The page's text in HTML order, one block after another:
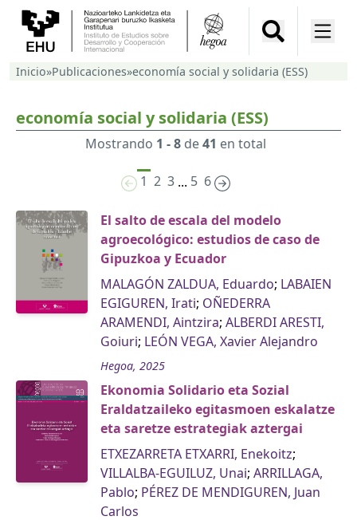
Inicio»Publicaciones»economía social y solidaria (ESS)
economía social y solidaria (ESS)
Mostrando 1 - 8de41 en total
1 2 3 ... 5 6
El salto de escala del modelo
agroecológico: estudios de caso de
Gipuzkoa y Ecuador
MALAGÓN ZALDUA, Eduardo; LABAIEN
EGIGUREN, Irati; OÑEDERRA
ARAMENDI, Aintzira; ALBERDI ARESTI,
Goiuri; LEÓN VEGA, Xavier Alejandro
Hegoa, 2025
Ekonomia Solidario eta Sozial
Eraldatzaileko egitasmoen eskalatze
eta saretze estrategiak aztergai
ETXEZARRETA ETXARRI, Enekoitz;
VILLALBA-EGUILUZ, Unai; ARRILLAGA,
Pablo; PÉREZ DE MENDIGUREN, Juan
Carlos